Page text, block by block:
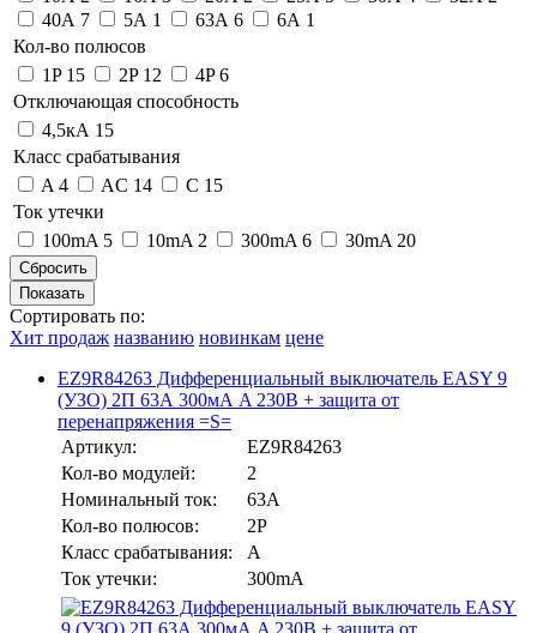
40А 7 5А 1 63А 6 6А 1
Кол-во полюсов
1P 15 2P 12 4P6
Отключающая способность
4,5кА 15
Класс срабатывания
A 4 AC 14 C 15
Ток утечки
100mA 5 10mA 2 300mA 6 30mA 20
Сортировать по:
Хит продаж названию новинкам цене
EZ9R84263 Дифференциальный выключатель EASY 9
(УЗО) 2П 63А 300мА A 230В + защита от
перенапряжения =S=
Артикул:
EZ9R84263
Кол-во модулей:
2
Номинальный ток:
63А
Кол-во полюсов:
2P
Класс срабатывания:
A
Ток утечки:
300mA